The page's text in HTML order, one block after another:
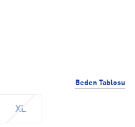
Beden Tablosu
XL